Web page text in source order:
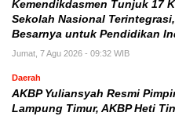
Kemendikdasmen Tunjuk 17
Sekolah Nasional
Besarnya untuk Pendidikan
Jumat, 7 Agu 2026 - 09:32 WIB
Daerah
AKBP Yuliansyah Resmi
Lampung Timur, AKBP Heti